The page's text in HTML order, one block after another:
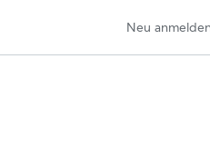
Neu anmelden